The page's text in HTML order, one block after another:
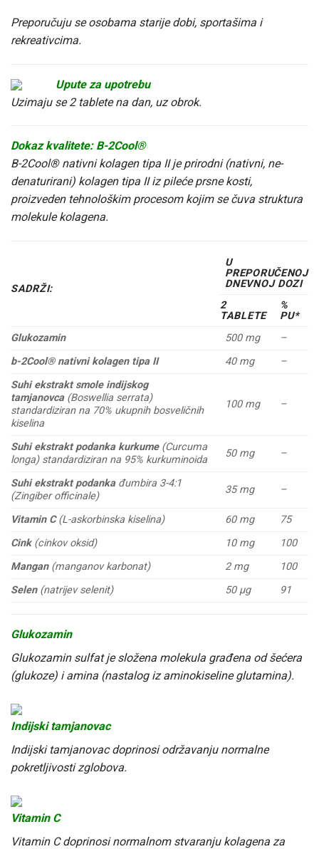
Preporučuju se osobama starije dobi, sportašima i
rekreativcima.
Upute za upotrebu
Uzimaju se 2 tablete na dan, uz obrok.
Dokaz kvalitete: B-2Cool®
B-2Cool® nativni kolagen tipa II je prirodni (nativni, ne-
denaturirani) kolagen tipa II iz pileće prsne kosti,
proizveden tehnološkim procesom kojim se čuva struktura
molekule kolagena.
SADRŽI:
U
PREPORUČENOJ
DNEVNOJ DOZI
2
TABLETE
%
PU*
Glukozamin
500 mg
–
b-2Cool® nativni kolagen tipa II
40 mg
–
Suhi ekstrakt smole indijskog
tamjanovca (Boswellia serrata)
standardiziran na 70% ukupnih bosveličnih
kiselina
100 mg –
Suhi ekstrakt podanka kurkume (Curcuma
longa) standardiziran na 95% kurkuminoida
50 mg –
Suhi ekstrakt podanka đumbira 3-4:1
(Zingiber officinale)
35 mg –
Vitamin C(L-askorbinska kiselina) 60 mg
75
Cink(cinkov oksid) 10 mg
100
Mangan(manganov karbonat) 2 mg
100
Selen(natrijev selenit) 50 μg 91
Glukozamin
Glukozamin sulfat je složena molekula građena od šećera
(glukoze) i amina (nastalog iz aminokiseline glutamina).
Indijski tamjanovac
Indijski tamjanovac doprinosi održavanju normalne
pokretljivosti zglobova.
Vitamin C
Vitamin C doprinosi normalnom stvaranju kolagena za